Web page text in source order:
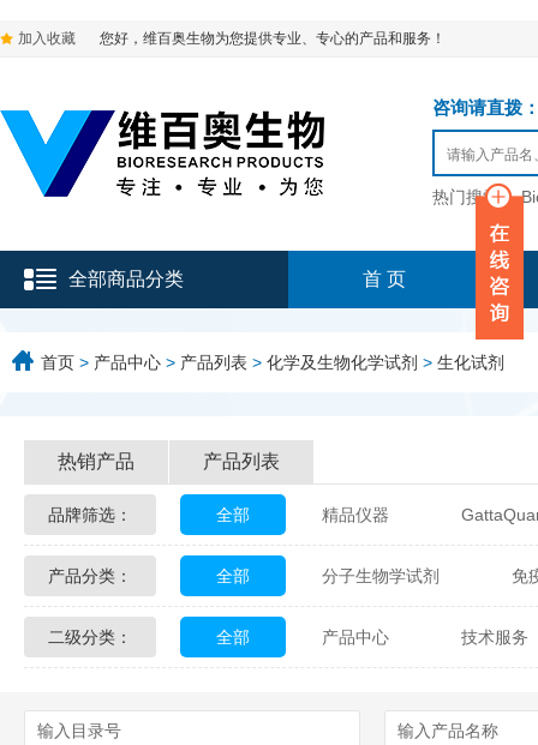
加入收藏 您好，维百奥生物为您提供专业、专心的产品和服务！
咨询请直拨
热门搜索：
全部商品分类 首 页
首页 > 产品中心 > 产品列表 > 化学及生物化学试剂 > 生化试剂
热销产品 产品列表
品牌筛选： 全部 精品仪器
Glycon Biochem Sterlitech
Echelon Biosciences Verichem
产品分类： 全部 分子生物学试剂 免
化学及生物化学试剂 材料学试剂
二级分类： 全部 产品中心 技术服务